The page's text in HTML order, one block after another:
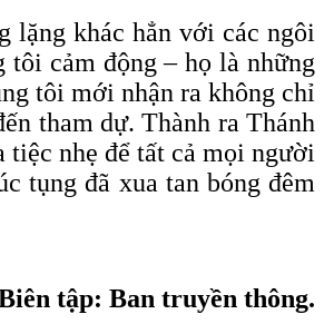
lặng khác hẳn với các ngôi
tôi cảm động – họ là những
tôi mới nhận ra không chỉ
tham dự. Thành ra Thánh
tiệc nhẹ để tất cả mọi người
tụng đã xua tan bóng đêm
tập: Ban truyền thông.